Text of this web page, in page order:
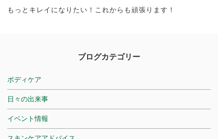
もっとキレイになりたい！これからも頑張ります！
ブログカテゴリー
ボディケア
日々の出来事
イベント情報